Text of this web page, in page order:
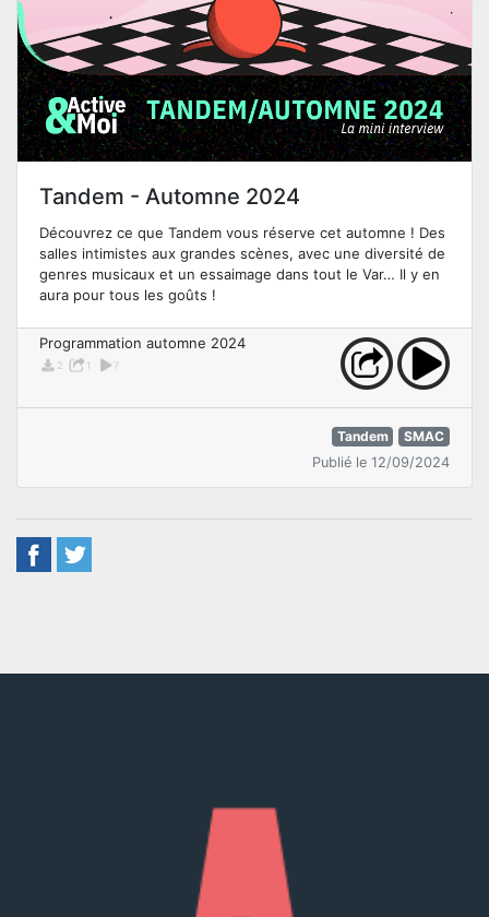
Tandem - Automne 2024
Découvrez ce que Tandem vous réserve cet automne ! Des
salles intimistes aux grandes scènes, avec une diversité de
genres musicaux et un essaimage dans tout le Var… Il y en
aura pour tous les goûts !
Programmation automne 2024
2 1 7
Tandem
SMAC
Publié le 12/09/2024